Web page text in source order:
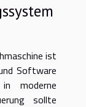
ist
Software
moderne
sollte